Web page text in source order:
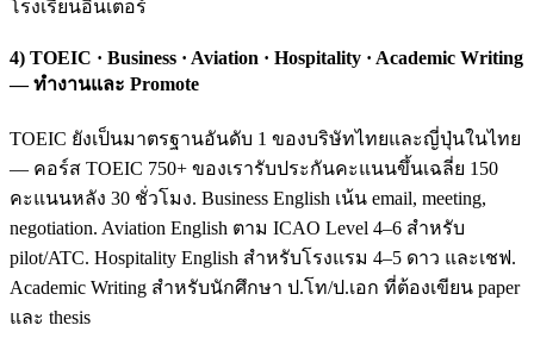
โรงเรียนอินเตอร์
4) TOEIC · Business · Aviation · Hospitality · Academic Writing
— ทำงานและ Promote
TOEIC ยังเป็นมาตรฐานอันดับ 1 ของบริษัทไทยและญี่ปุ่นในไทย
— คอร์ส TOEIC 750+ ของเรารับประกันคะแนนขึ้นเฉลี่ย 150
คะแนนหลัง 30 ชั่วโมง. Business English เน้น email, meeting,
negotiation. Aviation English ตาม ICAO Level 4–6 สำหรับ
pilot/ATC. Hospitality English สำหรับโรงแรม 4–5 ดาว และเชฟ.
Academic Writing สำหรับนักศึกษา ป.โท/ป.เอก ที่ต้องเขียน paper
และ thesis